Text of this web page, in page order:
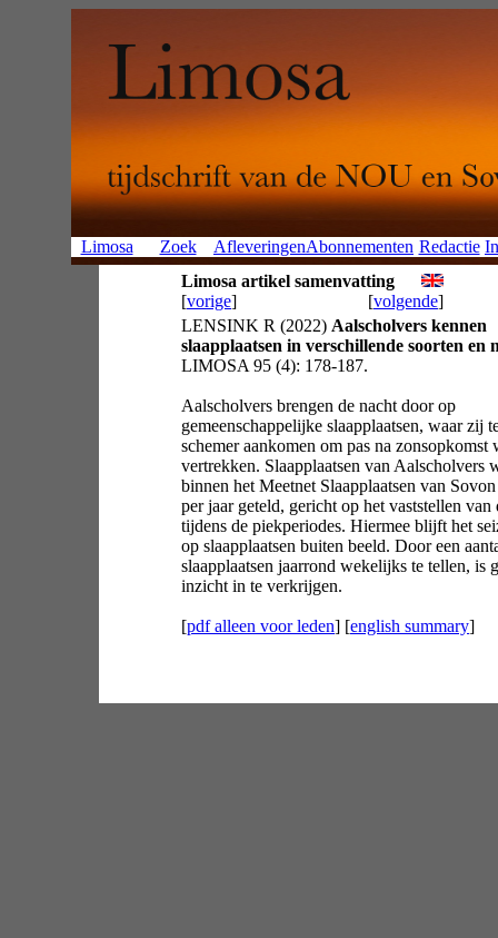
Limosa Zoek AfleveringenAbonnementen Redactie
Limosa artikel samenvatting
[vorige] [volgende]
LENSINK R (2022) Aalscholvers kennen
slaapplaatsen in verschillende soorten en
LIMOSA 95 (4): 178-187.
Aalscholvers brengen de nacht door op
gemeenschappelijke slaapplaatsen, waar zij
schemer aankomen om pas na zonsopkomst
vertrekken. Slaapplaatsen van Aalscholvers
binnen het Meetnet Slaapplaatsen van
per jaar geteld, gericht op het vaststellen van
tijdens de piekperiodes. Hiermee blijft het
op slaapplaatsen buiten beeld. Door een
slaapplaatsen jaarrond wekelijks te tellen, is
inzicht in te verkrijgen.
[pdf alleen voor leden] [english summary]